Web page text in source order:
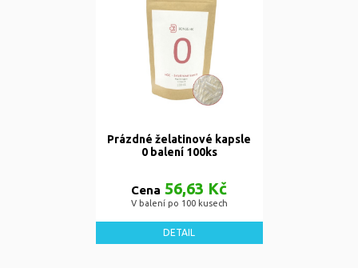
Prázdné želatinové kapsle
0 balení 100ks
Cena 56,63 Kč
V balení po 100 kusech
DETAIL